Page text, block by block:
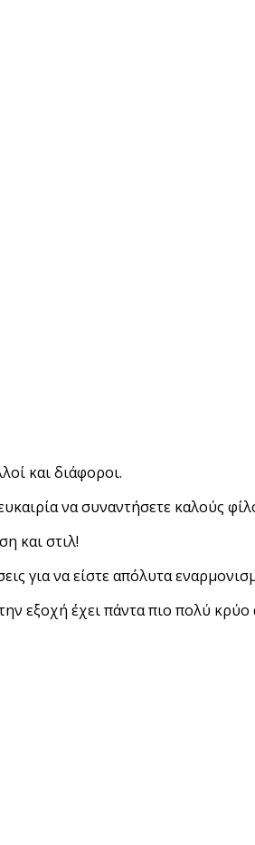
και διάφοροι.
να συναντήσετε καλούς
και στιλ!
για να είστε απόλυτα
εξοχή έχει πάντα πιο πολύ